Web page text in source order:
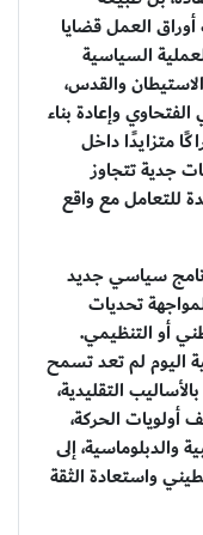
العمل قضايا
السياسية
والقدس،
وإعادة بناء
متزايدًا داخل
جدية تتجاوز
للتعامل مع واقع
سياسي جديد
تحديات
أو التنظيمي.
اليوم لم تعد تسمح
التقليدية،
الحركة،
والدبلوماسية، إلى
واستعادة الثقة